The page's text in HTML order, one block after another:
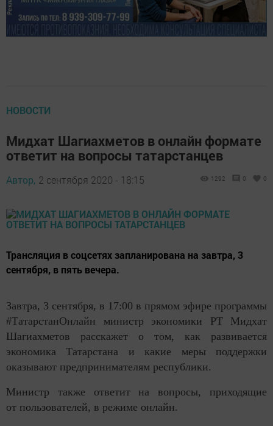
НОВОСТИ
Мидхат Шагиахметов в онлайн формате
ответит на вопросы татарстанцев
Автор, 2 сентября 2020 - 18:15 1292 0 0
Трансляция в соцсетях запланирована на завтра, 3
сентября, в пять вечера.
Завтра, 3 сентября, в 17:00 в прямом эфире программы
#ТатарстанОнлайн министр экономики РТ Мидхат
Шагиахметов расскажет о том, как развивается
экономика Татарстана и какие меры поддержки
оказывают предпринимателям республики.
Министр также ответит на вопросы, приходящие
от пользователей, в режиме онлайн.